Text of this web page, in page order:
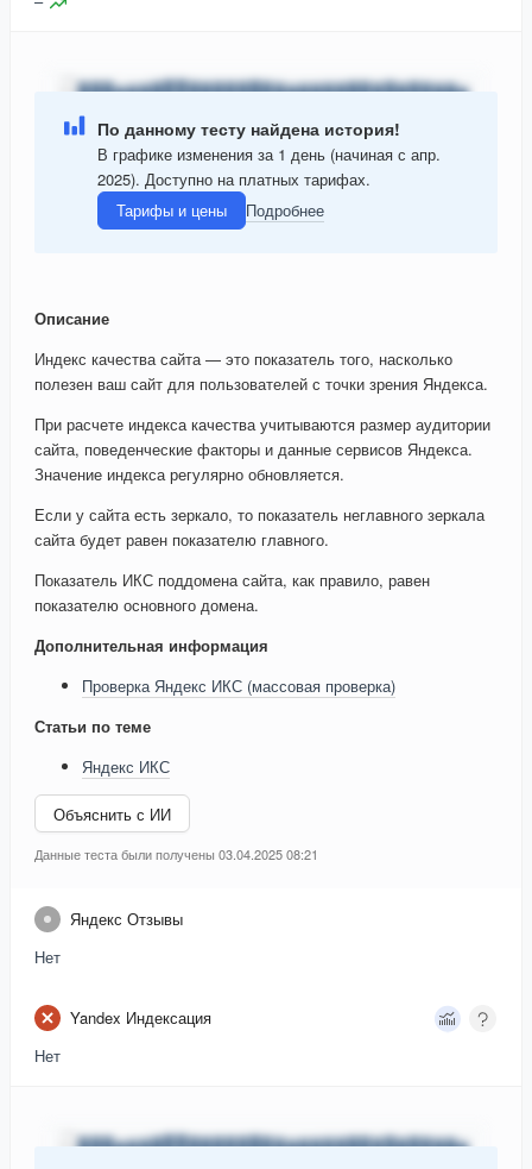
По данному тесту найдена история!
В графике изменения за 1 день (начиная с апр.
2025). Доступно на платных тарифах.
Тарифы и цены
Подробнее
Описание
Индекс качества сайта — это показатель того, насколько
полезен ваш сайт для пользователей с точки зрения Яндекса.
При расчете индекса качества учитываются размер аудитории
сайта, поведенческие факторы и данные сервисов Яндекса.
Значение индекса регулярно обновляется.
Если у сайта есть зеркало, то показатель неглавного зеркала
сайта будет равен показателю главного.
Показатель ИКС поддомена сайта, как правило, равен
показателю основного домена.
Дополнительная информация
Проверка Яндекс ИКС (массовая проверка)
Статьи по теме
Яндекс ИКС
Объяснить с ИИ
Данные теста были получены 03.04.2025 08:21
Яндекс Отзывы
Нет
Yandex Индексация
Нет